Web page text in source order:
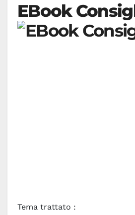
EBook
Tema trattato :